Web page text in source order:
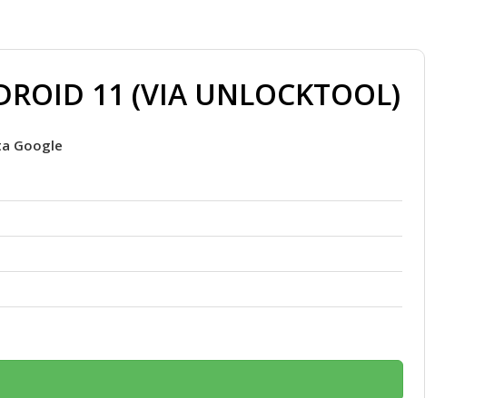
11 (VIA UNLOCKTOOL)
Google